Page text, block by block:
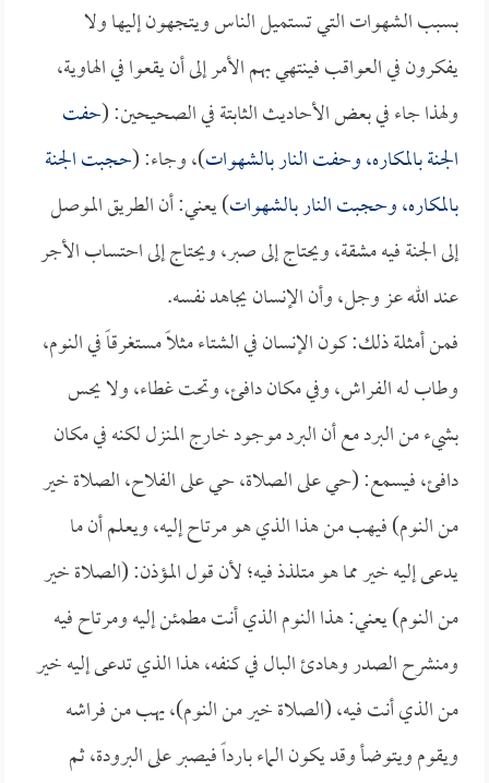
بسبب الشهوات التي تستميل الناس ويتجهون إليها ولا
يفكرون في العواقب فينتهي بهم الأمر إلى أن يقعوا في الهاوية،
ولهذا جاء في بعض الأحاديث الثابتة في الصحيحين: (حفت
الجنة بالمكاره، وحفت النار بالشهوات)، وجاء: (حجبت الجنة
بالمكاره، وحجبت النار بالشهوات) يعني: أن الطريق الموصل
إلى الجنة فيه مشقة، ويحتاج إلى صبر، ويحتاج إلى احتساب الأجر
عند الله عز وجل، وأن الإنسان يجاهد نفسه.
فمن أمثلة ذلك: كون الإنسان في الشتاء مثلاً مستغرقاً في النوم،
وطاب له الفراش، وفي مكان دافئ، وتحت غطاء، ولا يحس
بشيء من البرد مع أن البرد موجود خارج المنزل لكنه في مكان
دافئ، فيسمع: (حي على الصلاة، حي على الفلاح، الصلاة خير
من النوم) فيهب من هذا الذي هو مرتاح إليه، ويعلم أن ما
يدعى إليه خير مما هو متلذذ فيه؛ لأن قول المؤذن: (الصلاة خير
من النوم) يعني: هذا النوم الذي أنت مطمئن إليه ومرتاح فيه
ومنشرح الصدر وهادئ البال في كنفه، هذا الذي تدعى إليه خير
من الذي أنت فيه، (الصلاة خير من النوم)، يهب من فراشه
ويقوم ويتوضأ وقد يكون الماء بارداً فيصبر على البرودة، ثم